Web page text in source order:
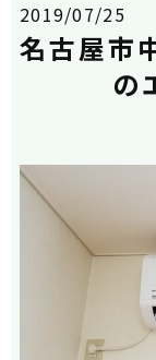
2019/07/25
名古屋市
の